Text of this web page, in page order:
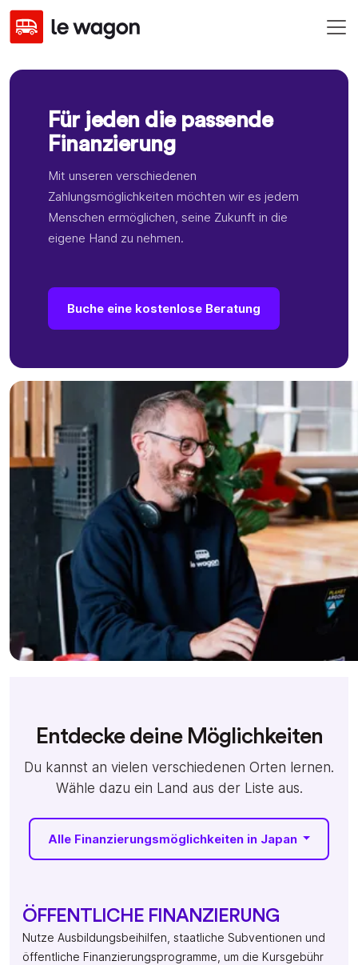
Für jeden die passende
Finanzierung
Mit unseren verschiedenen
Zahlungsmöglichkeiten möchten wir es jedem
Menschen ermöglichen, seine Zukunft in die
eigene Hand zu nehmen.
Buche eine kostenlose Beratung
Entdecke deine Möglichkeiten
Du kannst an vielen verschiedenen Orten lernen.
Wähle dazu ein Land aus der Liste aus.
Alle Finanzierungsmöglichkeiten in Japan
ÖFFENTLICHE FINANZIERUNG
Nutze Ausbildungsbeihilfen, staatliche Subventionen und
öffentliche Finanzierungsprogramme, um die Kursgebühr